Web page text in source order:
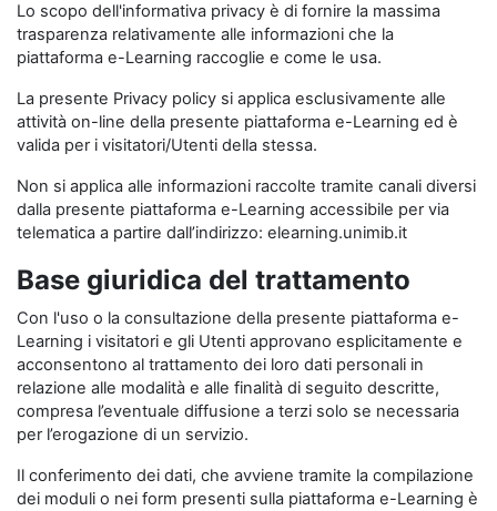
Lo scopo dell'informativa privacy è di fornire la massima
trasparenza relativamente alle informazioni che la
piattaforma e-Learning raccoglie e come le usa.
La presente Privacy policy si applica esclusivamente alle
attività on-line della presente piattaforma e-Learning ed è
valida per i visitatori/Utenti della stessa.
Non si applica alle informazioni raccolte tramite canali diversi
dalla presente piattaforma e-Learning accessibile per via
telematica a partire dall’indirizzo: elearning.unimib.it
Base giuridica del trattamento
Con l'uso o la consultazione della presente piattaforma e-
Learning i visitatori e gli Utenti approvano esplicitamente e
acconsentono al trattamento dei loro dati personali in
relazione alle modalità e alle finalità di seguito descritte,
compresa l’eventuale diffusione a terzi solo se necessaria
per l’erogazione di un servizio.
Il conferimento dei dati, che avviene tramite la compilazione
dei moduli o nei form presenti sulla piattaforma e-Learning è